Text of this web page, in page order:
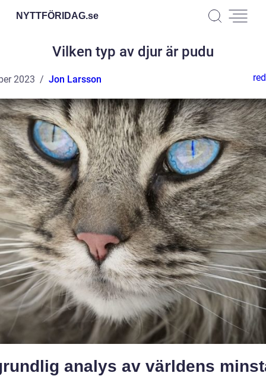
NYTTFÖRIDAG.se
Vilken typ av djur är pudu
2023 Jon Larsson
analys av världens